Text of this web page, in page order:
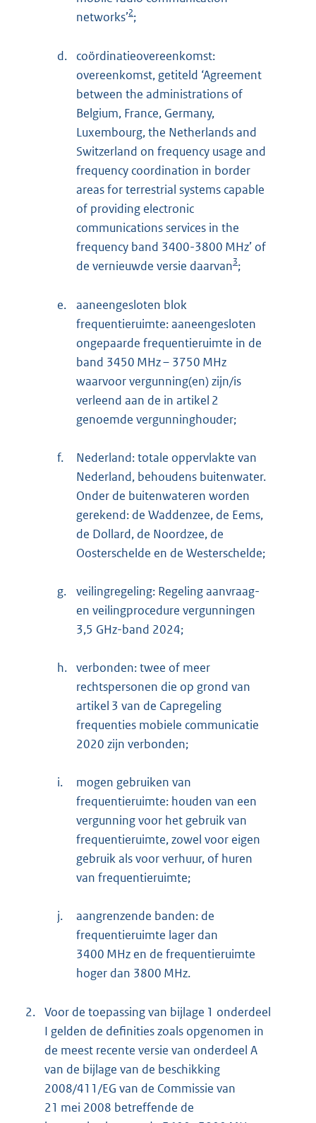
networks’2;
d.
coördinatieovereenkomst:
overeenkomst, getiteld ‘Agreement
between the administrations of
Belgium, France, Germany,
Luxembourg, the Netherlands and
Switzerland on frequency usage and
frequency coordination in border
areas for terrestrial systems capable
of providing electronic
communications services in the
frequency band 3400-3800 MHz’ of
de vernieuwde versie daarvan3;
e.
aaneengesloten blok
frequentieruimte: aaneengesloten
ongepaarde frequentieruimte in de
band 3450 MHz – 3750 MHz
waarvoor vergunning(en) zijn/is
verleend aan de in artikel 2
genoemde vergunninghouder;
f.
Nederland: totale oppervlakte van
Nederland, behoudens buitenwater.
Onder de buitenwateren worden
gerekend: de Waddenzee, de Eems,
de Dollard, de Noordzee, de
Oosterschelde en de Westerschelde;
g.
veilingregeling: Regeling aanvraag-
en veilingprocedure vergunningen
3,5 GHz-band 2024;
h. verbonden: twee of meer
rechtspersonen die op grond van
artikel 3 van de Capregeling
frequenties mobiele communicatie
2020 zijn verbonden;
i.
mogen gebruiken van
frequentieruimte: houden van een
vergunning voor het gebruik van
frequentieruimte, zowel voor eigen
gebruik als voor verhuur, of huren
van frequentieruimte;
j.
aangrenzende banden: de
frequentieruimte lager dan
3400 MHz en de frequentieruimte
hoger dan 3800 MHz.
2. Voor de toepassing van bijlage 1 onderdeel
I gelden de definities zoals opgenomen in
de meest recente versie van onderdeel A
van de bijlage van de beschikking
2008/411/EG van de Commissie van
21 mei 2008 betreffende de